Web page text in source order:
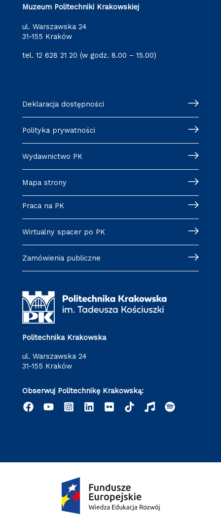
Muzeum Politechniki Krakowskiej
ul. Warszawska 24
31-155 Kraków
tel. 12 628 21 20 (w godz. 8.00 – 15.00)
Deklaracja dostępności
Polityka prywatności
Wydawnictwo PK
Mapa strony
Praca na PK
Wirtualny spacer po PK
Zamówienia publiczne
Politechnika Krakowska
ul. Warszawska 24
31-155 Kraków
Obserwuj Politechnikę Krakowską: